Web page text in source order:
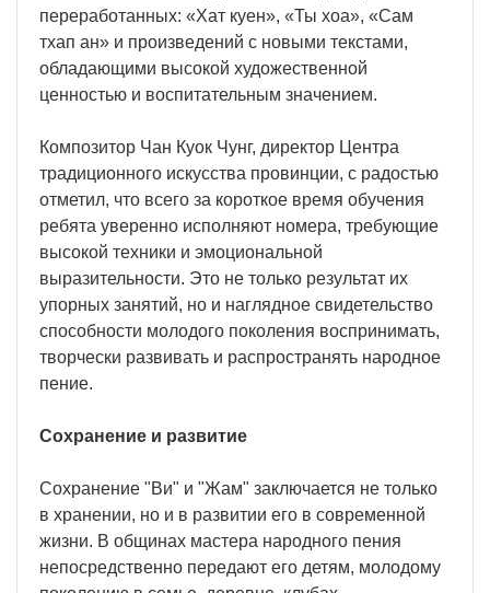
переработанных: «Хат куен», «Ты хоа», «Сам
тхап ан» и произведений с новыми текстами,
обладающими высокой художественной
ценностью и воспитательным значением.
Композитор Чан Куок Чунг, директор Центра
традиционного искусства провинции, с радостью
отметил, что всего за короткое время обучения
ребята уверенно исполняют номера, требующие
высокой техники и эмоциональной
выразительности. Это не только результат их
упорных занятий, но и наглядное свидетельство
способности молодого поколения воспринимать,
творчески развивать и распространять народное
пение.
Сохранение и развитие
Сохранение "Ви" и "Жам" заключается не только
в хранении, но и в развитии его в современной
жизни. В общинах мастера народного пения
непосредственно передают его детям, молодому